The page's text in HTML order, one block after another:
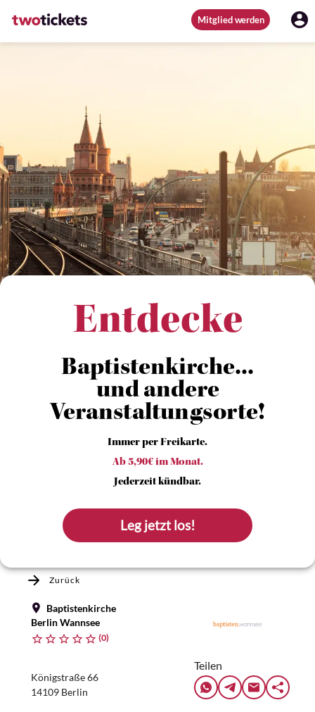
Mitglied werden
Entdecke
Baptistenkirche...
und andere
Veranstaltungsorte!
Immer per Freikarte.
Ab 5,90€ im Monat.
Jederzeit kündbar.
Leg jetzt los!
Zurück
Baptistenkirche
Berlin Wannsee
(0)
Königstraße 66
14109 Berlin
Teilen